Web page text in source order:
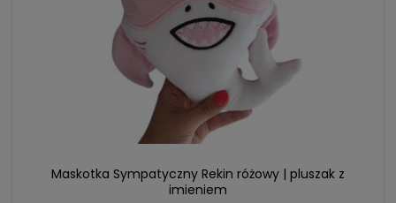
Maskotka Sympatyczny Rekin różowy | pluszak z
imieniem